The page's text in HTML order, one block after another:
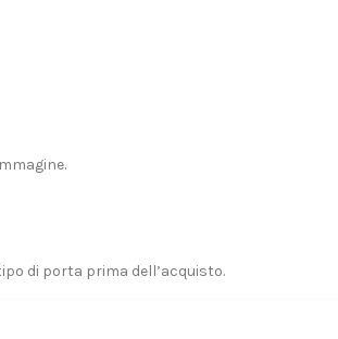
di porta prima dell’acquisto.